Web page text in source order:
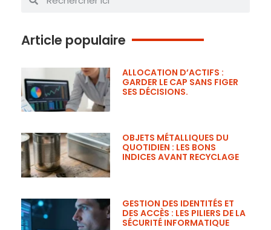
Article populaire
ALLOCATION D’ACTIFS :
GARDER LE CAP SANS FIGER
SES DÉCISIONS.
OBJETS MÉTALLIQUES DU
QUOTIDIEN : LES BONS
INDICES AVANT RECYCLAGE
GESTION DES IDENTITÉS ET
DES ACCÈS : LES PILIERS DE LA
SÉCURITÉ INFORMATIQUE